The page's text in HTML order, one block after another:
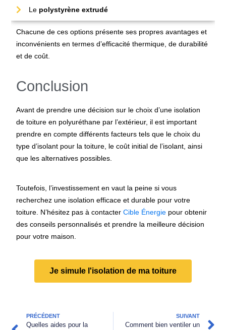
Le polystyrène extrudé
Chacune de ces options présente ses propres avantages et
inconvénients en termes d’efficacité thermique, de durabilité
et de coût.
Conclusion
Avant de prendre une décision sur le choix d’une isolation
de toiture en polyuréthane par l’extérieur, il est important
prendre en compte différents facteurs tels que le choix du
type d’isolant pour la toiture, le coût initial de l’isolant, ainsi
que les alternatives possibles.
Toutefois, l’investissement en vaut la peine si vous
recherchez une isolation efficace et durable pour votre
toiture. N’hésitez pas à contacterCible Énergie pour obtenir
des conseils personnalisés et prendre la meilleure décision
pour votre maison.
Je simule l'isolation de ma toiture
PRÉCÉDENT
Quelles aides pour la
SUIVANT
Comment bien ventiler un